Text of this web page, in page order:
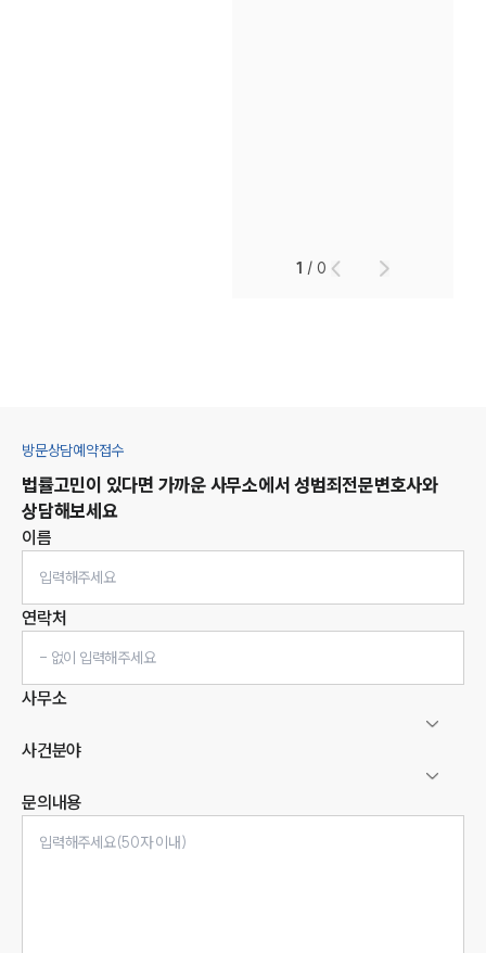
1 /0
방문상담예약접수
법률고민이 있다면 가까운 사무소에서 성범죄전문변호사와
상담해보세요
이름
연락처
사무소
사건분야
문의내용